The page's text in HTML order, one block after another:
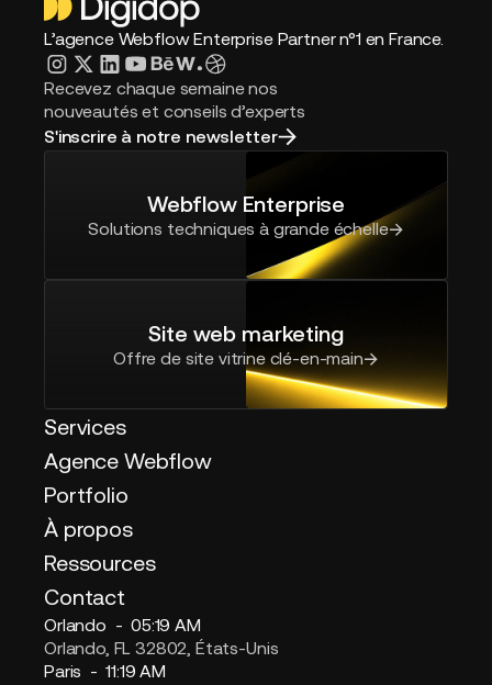
L’agence Webflow Enterprise Partner n°1 en France.
Recevez chaque semaine nos
nouveautés et conseils d’experts
S'inscrire à notre newsletter
Webflow Enterprise
Solutions techniques à grande échelle
Site web marketing
Offre de site vitrine clé-en-main
Services
Agence Webflow
Portfolio
À propos
Ressources
Contact
Orlando -05:19 AM
Orlando, FL 32802, États-Unis
Paris -11:19 AM